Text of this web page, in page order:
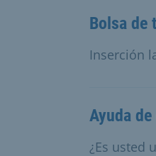
Bolsa de
Inserción
Ayuda
¿Es usted